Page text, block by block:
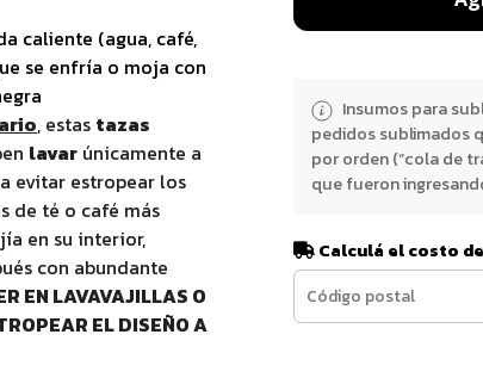
caliente (agua, café,
se enfría o moja con
, estas tazas
lavar únicamente a
evitar estropear los
de té o café más
en su interior,
con abundante
EN LAVAVAJILLAS O
EL DISEÑO A
Insumos para
pedidos sublimados
por orden (“cola de
que fueron
Calculá el costo